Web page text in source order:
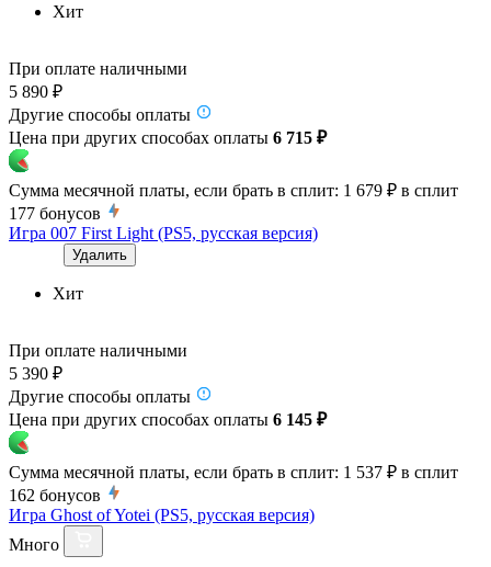
Хит
При оплате наличными
5 890 ₽
Другие способы оплаты
Цена при других способах оплаты 6 715 ₽
Сумма месячной платы, если брать в сплит: 1 679 ₽ в сплит
177 бонусов
Игра 007 First Light (PS5, русская версия)
Удалить
Хит
При оплате наличными
5 390 ₽
Другие способы оплаты
Цена при других способах оплаты 6 145 ₽
Сумма месячной платы, если брать в сплит: 1 537 ₽ в сплит
162 бонусов
Игра Ghost of Yotei (PS5, русская версия)
Много